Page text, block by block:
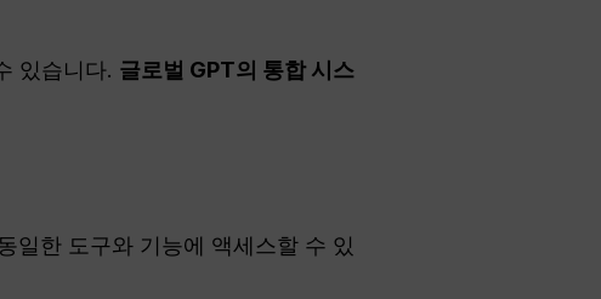
있습니다. 글로벌 GPT의 통합 시스
일한 도구와 기능에 액세스할 수 있